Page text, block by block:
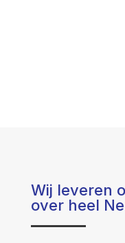
Wij leveren
over heel